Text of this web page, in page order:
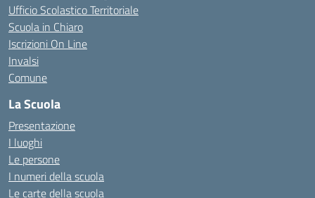
Ufficio Scolastico Territoriale
Scuola in Chiaro
Iscrizioni On Line
Invalsi
Comune
La Scuola
Presentazione
I luoghi
Le persone
I numeri della scuola
Le carte della scuola